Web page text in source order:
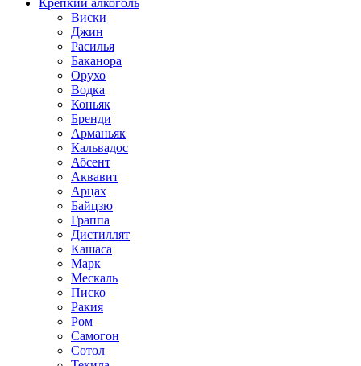
Крепкий алкоголь
Виски
Джин
Расилья
Баканора
Орухо
Водка
Коньяк
Бренди
Арманьяк
Кальвадос
Абсент
Аквавит
Арцах
Байцзю
Граппа
Дистиллят
Кашаса
Марк
Мескаль
Писко
Ракия
Ром
Самогон
Сотол